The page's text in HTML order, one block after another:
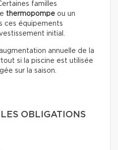
familles
thermopompe ou un
ces équipements
initial.
annuelle de la
si la piscine est utilisée
sur la saison.
LES OBLIGATIONS